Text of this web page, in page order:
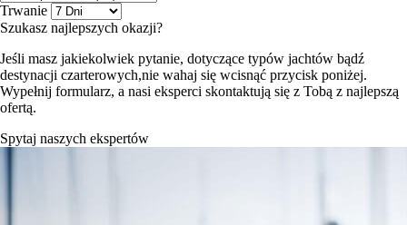
Trwanie
Szukasz najlepszych okazji?
Jeśli masz jakiekolwiek pytanie, dotyczące typów jachtów bądź
destynacji czarterowych,nie wahaj się wcisnąć przycisk poniżej.
Wypełnij formularz, a nasi eksperci skontaktują się z Tobą z najlepszą
ofertą.
Spytaj naszych ekspertów